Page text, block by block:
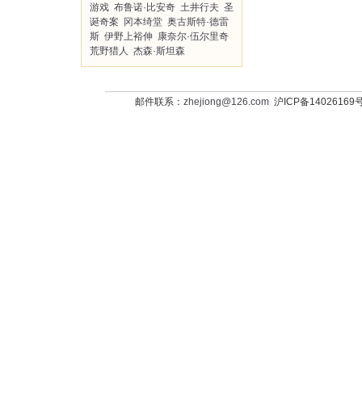
游戏 布鲁诺·比安奇 土井行夫 圣
诞奇案
冈本绮堂 奥古斯特·德雷
斯 伊野上裕伸 康奈尔·伍尔里奇
荒野猎人 杰森·斯坦森
邮件联系： zhejiong@126.com沪ICP备14026169